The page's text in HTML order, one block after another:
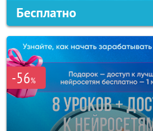
Бесплатно
-56%